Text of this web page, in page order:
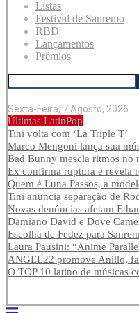
Listas
Festival de Sanremo
RBD
Lançamentos
Prêmios
Sexta-Feira, 7 Agosto, 2026
Últimas LatinPop
Tini volta com ‘La Triple T’
Marco Mengoni lança sua
Bad Bunny mescla ritmos no
Ex confirma ruptura e revela
Quem é Luna Passos, a
Tini anuncia separação de
Novas denúncias afetam
Damiano David e Dove
Escolha de Fedez para
Laura Pausini: “Anime
ANGEL22 promove Anillo,
O TOP 10 latino de músicas